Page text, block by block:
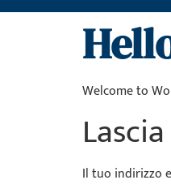
Welcome to
Il tuo indirizzo